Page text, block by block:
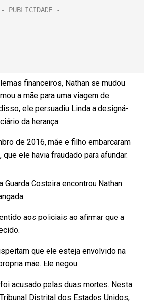
financeiros, Nathan se mudou
a mãe para uma viagem de
ele persuadiu Linda a designá-
da herança.
de 2016, mãe e filho embarcaram
que ele havia fraudado para afundar.
Guarda Costeira encontrou Nathan
aos policiais ao afirmar que a
que ele esteja envolvido na
mãe. Ele negou.
acusado pelas duas mortes. Nesta
Distrital dos Estados Unidos,